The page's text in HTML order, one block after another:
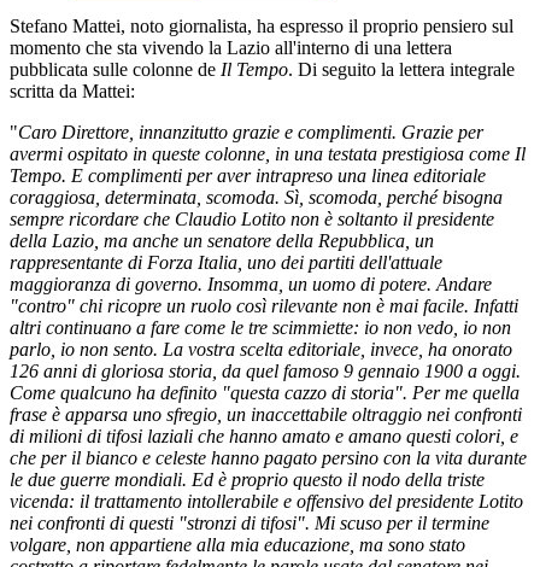
Stefano Mattei, noto giornalista, ha espresso il proprio pensiero sul
momento che sta vivendo la Lazio all'interno di una lettera
pubblicata sulle colonne de Il Tempo. Di seguito la lettera integrale
scritta da Mattei:
"Caro Direttore, innanzitutto grazie e complimenti. Grazie per
avermi ospitato in queste colonne, in una testata prestigiosa come Il
Tempo. E complimenti per aver intrapreso una linea editoriale
coraggiosa, determinata, scomoda. Sì, scomoda, perché bisogna
sempre ricordare che Claudio Lotito non è soltanto il presidente
della Lazio, ma anche un senatore della Repubblica, un
rappresentante di Forza Italia, uno dei partiti dell'attuale
maggioranza di governo. Insomma, un uomo di potere. Andare
"contro" chi ricopre un ruolo così rilevante non è mai facile. Infatti
altri continuano a fare come le tre scimmiette: io non vedo, io non
parlo, io non sento. La vostra scelta editoriale, invece, ha onorato
126 anni di gloriosa storia, da quel famoso 9 gennaio 1900 a oggi.
Come qualcuno ha definito "questa cazzo di storia". Per me quella
frase è apparsa uno sfregio, un inaccettabile oltraggio nei confronti
di milioni di tifosi laziali che hanno amato e amano questi colori, e
che per il bianco e celeste hanno pagato persino con la vita durante
le due guerre mondiali. Ed è proprio questo il nodo della triste
vicenda: il trattamento intollerabile e offensivo del presidente Lotito
nei confronti di questi "stronzi di tifosi". Mi scuso per il termine
volgare, non appartiene alla mia educazione, ma sono stato